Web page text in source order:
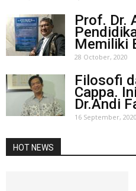
Prof. Dr.
Memiliki
28 October, 2020
Filosofi
Cappa.
Dr.Andi
16 September, 2020
HOT NEWS